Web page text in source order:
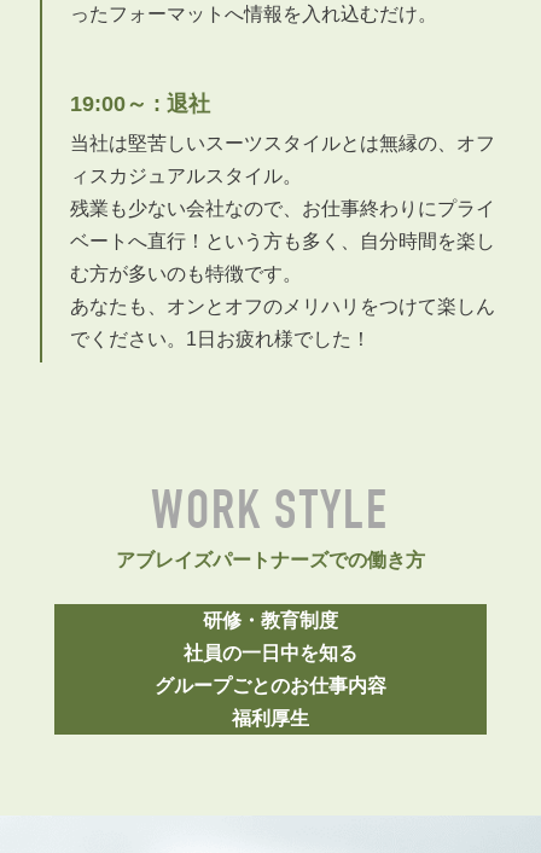
ったフォーマットへ情報を入れ込むだけ。
19:00～ : 退社
当社は堅苦しいスーツスタイルとは無縁の、オフ
ィスカジュアルスタイル。
残業も少ない会社なので、お仕事終わりにプライ
ベートへ直行！という方も多く、自分時間を楽し
む方が多いのも特徴です。
あなたも、オンとオフのメリハリをつけて楽しん
でください。1日お疲れ様でした！
WORK STYLE
アブレイズパートナーズでの働き方
研修・教育制度
社員の一日中を知る
グループごとのお仕事内容
福利厚生